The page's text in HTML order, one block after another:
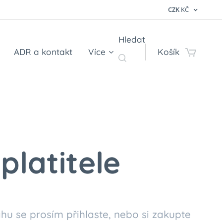
CZK KČ
ADR a kontakt Více
Hledat
Košík
se prosím přihlaste, nebo si zakupte